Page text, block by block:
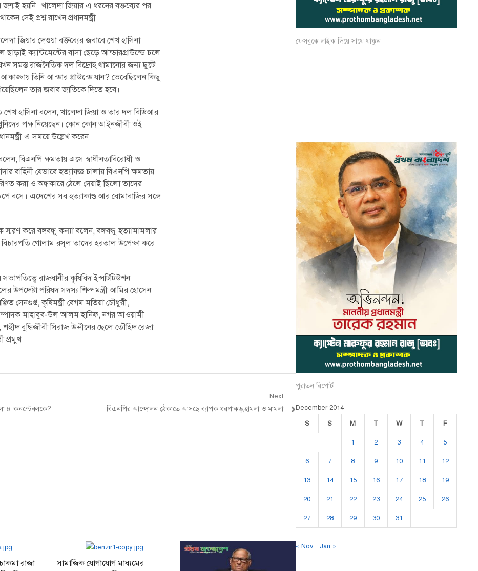
হয়নি। খালেদা জিয়ার এ ধরনের বক্তব্যের পর
সেই প্রশ্ন রাখেন প্রধানমন্ত্রী।
জিয়ার দেওয়া বক্তব্যের জবাবে শেখ হাসিনা
ক্যান্টমেন্টের বাসা ছেড়ে আন্ডারগ্রাউন্ডে চলে
সমস্ত রাজনৈতিক দল বিদ্রোহ থামানে‌‌‌ার জন্য ছুটে
তিনি আন্ডার গ্রাউন্ডে যান? ভেবেছিলেন কিছু
তার জবাব জাতিকে দিতে হবে।
হাসিনা বলেন, খালেদা জিয়া ও তার দল বিডিআর
পক্ষ নিয়েছেন। কোন কোন আইনজ‌‌‌ীবী ওই
এ সময়ে উল্লেখ করেন।
বিএনপি ক্ষমতায় এসে স্বাধীনতাবিরোধী ও
বাহিনী যেভাবে হত্যাযজ্ঞ চালায় বিএনপি ক্ষমতায়
করা ও অন্ধকারে ঠেলে দেয়াই ছিলো তাদের
বসে। এদেশের সব হত্যাকাণ্ড আর বোমাবাজির সঙ্গে
করে বঙ্গবন্ধু কন্যা বলেন, বঙ্গবন্ধু হত্যামামলার
বিচারপতি গোলাম রসুল তাদের হরতাল উপেক্ষা করে
রাজধানীর কৃষিবিদ ইন্সটিটিউশন
পরিষদ সদস্য শিল্পমন্ত্রী আমির হোসেন
সেনগুপ্ত, কৃষিমন্ত্রী বেগম মতিয়া চৌধুরী,
মাহাবুব-উল আলম হানিফ, নগর আওয়ামী
বুদ্ধিজীবী সিরাজ উদ্দীনের ছেলে তৌহিদ রেজা
প্রমুখ।
৪ কনস্টেবলকে?
Next
Next
বিএনপির আন্দোলন ঠেকাতে আসছে ব্যাপক ধরপাকড়,হামলা ও মামলা
রাজা
সামাজিক যোগাযোগ মাধ্যমের
ফেসবুকে লাইক দিয়ে সাথে থাকুন
পুরাতন রিপোর্ট
December 2014
S
S M T W T F
1 2 3 4 5
6 7 8 9 10 11 12
13 14 15 16 17 18 19
20 21 22 23 24 25 26
27 28 29 30 31
« Nov Jan »